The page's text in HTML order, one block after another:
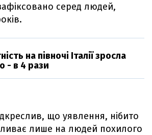
серед людей,
на півночі Італії зросла
- в 4 рази
що уявлення, нібито
лише на людей похилого